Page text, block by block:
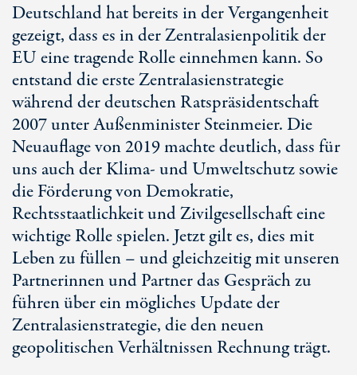
Deutschland hat bereits in der Vergangenheit
gezeigt, dass es in der Zentralasienpolitik der
EU eine tragende Rolle einnehmen kann. So
entstand die erste Zentralasienstrategie
während der deutschen Ratspräsidentschaft
2007 unter Außenminister Steinmeier. Die
Neuauflage von 2019 machte deutlich, dass für
uns auch der Klima- und Umweltschutz sowie
die Förderung von Demokratie,
Rechtsstaatlichkeit und Zivilgesellschaft eine
wichtige Rolle spielen. Jetzt gilt es, dies mit
Leben zu füllen – und gleichzeitig mit unseren
Partnerinnen und Partner das Gespräch zu
führen über ein mögliches Update der
Zentralasienstrategie, die den neuen
geopolitischen Verhältnissen Rechnung trägt.